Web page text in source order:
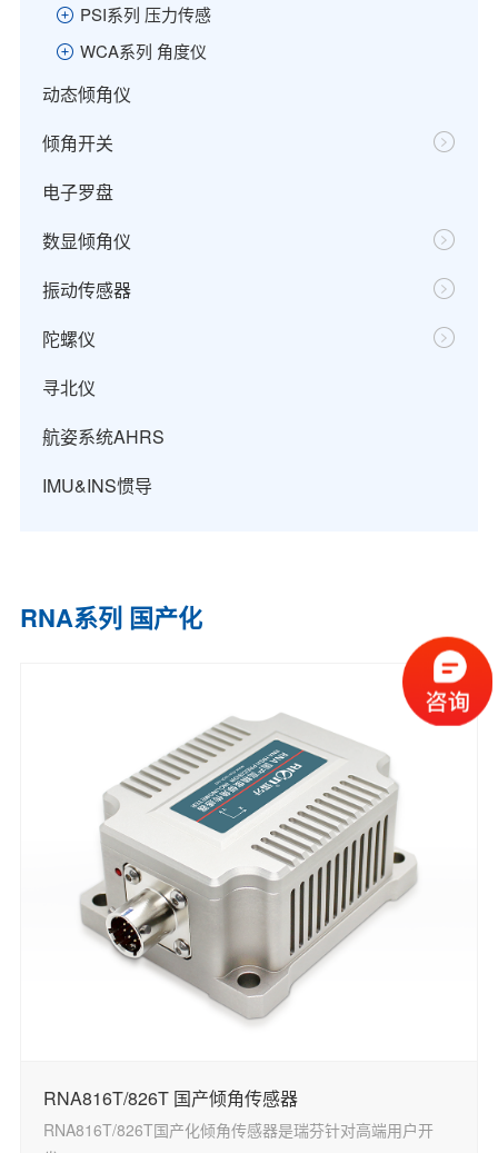
PSI系列 压力传感
WCA系列 角度仪
动态倾角仪
倾角开关
电子罗盘
数显倾角仪
振动传感器
陀螺仪
寻北仪
航姿系统AHRS
IMU&INS惯导
RNA系列 国产化
RNA816T/826T 国产倾角传感器
RNA816T/826T国产化倾角传感器是瑞芬针对高端用户开